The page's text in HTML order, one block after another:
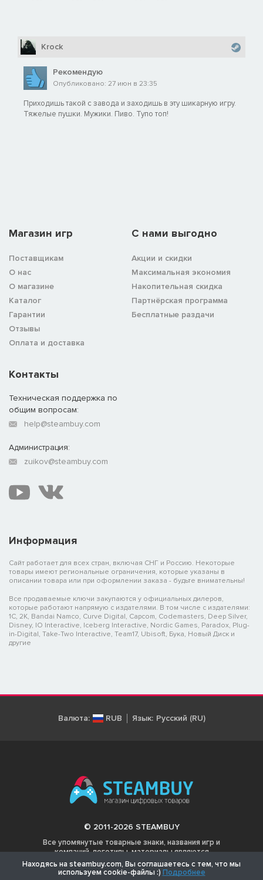
Krock
Рекомендую
Опубликовано: 27 июн в 23:35
Приходишь такой с завода и заходишь в эту шикарную игру.
Тяжелые пушки. Мужики. Пиво. Тупо топ!
Магазин игр
Поставщикам
О нас
О магазине
Каталог
Гарантии
Отзывы
Оплата и доставка
C нами выгодно
Акции и скидки
Максимальная экономия
Накопительная скидка
Партнёрская программа
Бесплатные раздачи
Информация
Сайт работает для всех стран, включая СНГ и Россию. Некоторые
товары имеют региональные ограничения, которые указаны в
описании товара или при оформлении заказа - будьте внимательны!
Все продаваемые ключи закупаются у официальных дилеров,
которые работают напрямую с издателями. В том числе с издателями:
1C, 2K, Bandai Namco, Curve Digital, Capcom, Codemasters, Deep Silver,
Disney, IO Interactive, Iceberg Interactive, Nordic Games, Paradox, Plug-
in-Digital, Take-Two Interactive, Team17, Ubisoft, Бука, Новый Диск и
другие
Контакты
Техническая поддержка по
общим вопросам:
help@steambuy.com
Администрация:
zuikov@steambuy.com
Валюта: RUB Язык: Русский (RU)
© 2011-2026 STEAMBUY
Все упомянутые товарные знаки, названия игр и
компаний, логотипы, материалы являются
собственностью соответствующих владельцев.
Находясь на steambuy.com, Вы соглашаетесь с тем, что мы
используем cookie-файлы :) Подробнее